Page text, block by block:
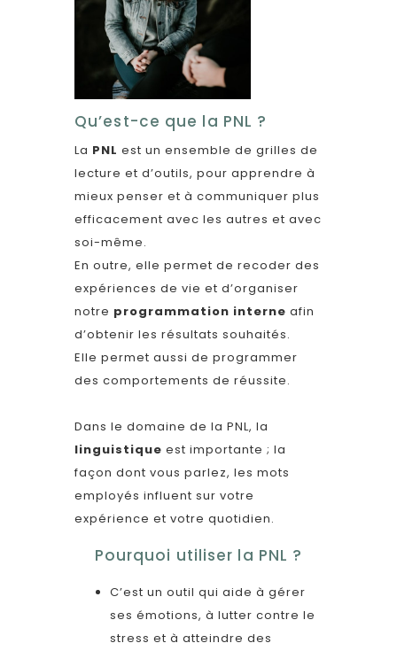
Qu’est-ce que la PNL ?
La PNL est un ensemble de grilles de
lecture et d’outils, pour apprendre à
mieux penser et à communiquer plus
efficacement avec les autres et avec
soi-même.
En outre, elle permet de recoder des
expériences de vie et d’organiser
notre programmation interne afin
d’obtenir les résultats souhaités.
Elle permet aussi de programmer
des comportements de réussite.
Dans le domaine de la PNL, la
linguistique est importante ; la
façon dont vous parlez, les mots
employés influent sur votre
expérience et votre quotidien.
Pourquoi utiliser la PNL ?
C’est un outil qui aide à gérer
ses émotions, à lutter contre le
stress et à atteindre des